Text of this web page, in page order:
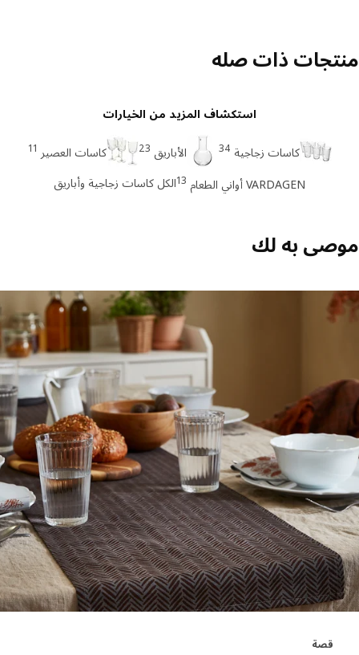
ذات صله
استكشاف المزيد من الخيارات
كاسات زجاجية 34 الأباريق 23 كاسات العصير
VARDAGEN أواني الطعام 13 الكل كاسات زجاجية وأباريق
به لك
قصة